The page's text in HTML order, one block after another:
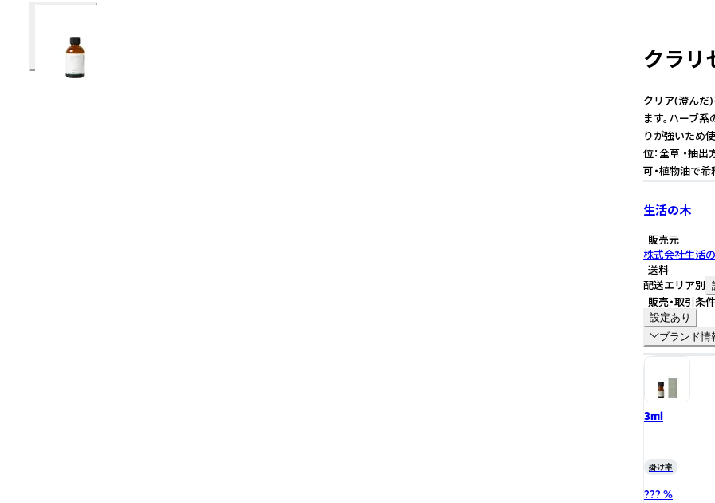
クラリ
クリア(澄んだ
ます。ハーブ
りが強いため
位：全草 ・抽
可・植物油で
生活の木
販売元
株式会社生活
送料
配送エリア別
販売・取引条件
設定あり
ブランド情
3ml
掛け率
??? %